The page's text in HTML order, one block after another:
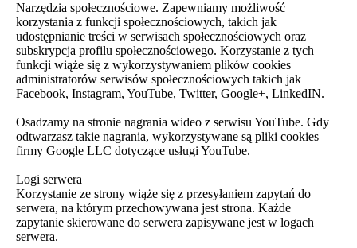
Narzędzia społecznościowe. Zapewniamy możliwość
korzystania z funkcji społecznościowych, takich jak
udostępnianie treści w serwisach społecznościowych oraz
subskrypcja profilu społecznościowego. Korzystanie z tych
funkcji wiąże się z wykorzystywaniem plików cookies
administratorów serwisów społecznościowych takich jak
Facebook, Instagram, YouTube, Twitter, Google+, LinkedIN.
Osadzamy na stronie nagrania wideo z serwisu YouTube. Gdy
odtwarzasz takie nagrania, wykorzystywane są pliki cookies
firmy Google LLC dotyczące usługi YouTube.
Logi serwera
Korzystanie ze strony wiąże się z przesyłaniem zapytań do
serwera, na którym przechowywana jest strona. Każde
zapytanie skierowane do serwera zapisywane jest w logach
serwera.